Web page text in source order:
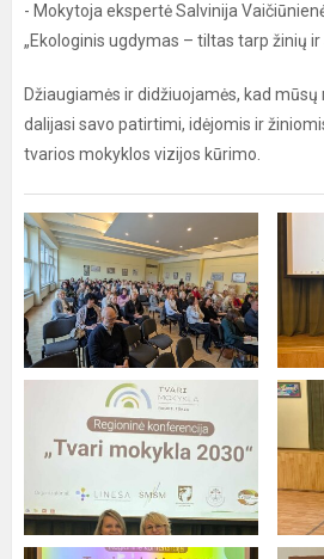
- Mokytoja ekspertė Salvinija
„Ekologinis ugdymas – tiltas tarp žinių ir
Džiaugiamės ir didžiuojamės, kad
dalijasi savo patirtimi, idėjomis ir
tvarios mokyklos vizijos kūrimo.